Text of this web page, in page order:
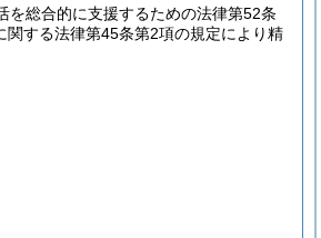
総合的に支援するための法律第52条
する法律第45条第2項の規定により精